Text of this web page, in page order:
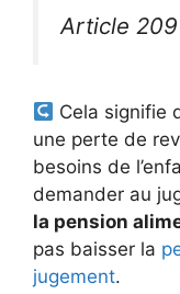
Article
Cela signifie
une perte de
besoins de
demander au
la pension
pas baisser la
jugement.